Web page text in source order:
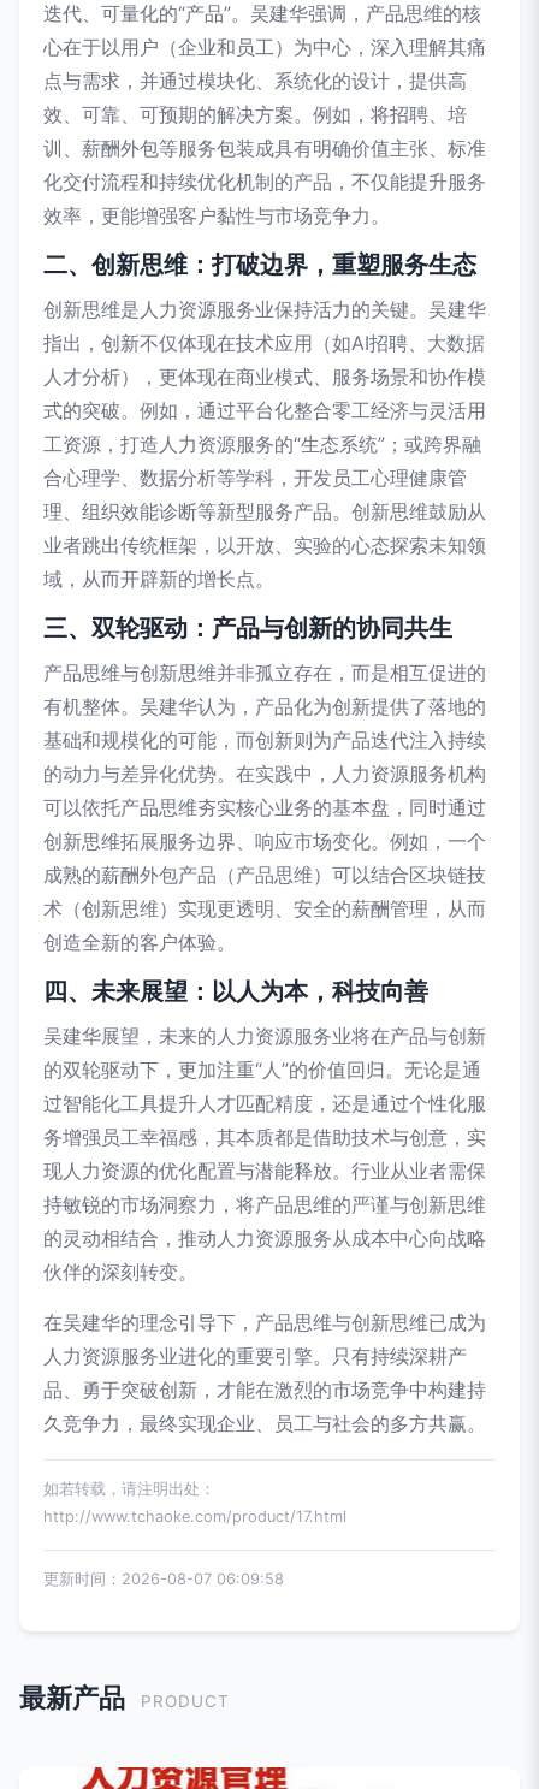
迭代、可量化的“产品”。吴建华强调，产品思维的核
心在于以用户（企业和员工）为中心，深入理解其痛
点与需求，并通过模块化、系统化的设计，提供高
效、可靠、可预期的解决方案。例如，将招聘、培
训、薪酬外包等服务包装成具有明确价值主张、标准
化交付流程和持续优化机制的产品，不仅能提升服务
效率，更能增强客户黏性与市场竞争力。
二、创新思维：打破边界，重塑服务生态
创新思维是人力资源服务业保持活力的关键。吴建华
指出，创新不仅体现在技术应用（如AI招聘、大数据
人才分析），更体现在商业模式、服务场景和协作模
式的突破。例如，通过平台化整合零工经济与灵活用
工资源，打造人力资源服务的“生态系统”；或跨界融
合心理学、数据分析等学科，开发员工心理健康管
理、组织效能诊断等新型服务产品。创新思维鼓励从
业者跳出传统框架，以开放、实验的心态探索未知领
域，从而开辟新的增长点。
三、双轮驱动：产品与创新的协同共生
产品思维与创新思维并非孤立存在，而是相互促进的
有机整体。吴建华认为，产品化为创新提供了落地的
基础和规模化的可能，而创新则为产品迭代注入持续
的动力与差异化优势。在实践中，人力资源服务机构
可以依托产品思维夯实核心业务的基本盘，同时通过
创新思维拓展服务边界、响应市场变化。例如，一个
成熟的薪酬外包产品（产品思维）可以结合区块链技
术（创新思维）实现更透明、安全的薪酬管理，从而
创造全新的客户体验。
四、未来展望：以人为本，科技向善
吴建华展望，未来的人力资源服务业将在产品与创新
的双轮驱动下，更加注重“人”的价值回归。无论是通
过智能化工具提升人才匹配精度，还是通过个性化服
务增强员工幸福感，其本质都是借助技术与创意，实
现人力资源的优化配置与潜能释放。行业从业者需保
持敏锐的市场洞察力，将产品思维的严谨与创新思维
的灵动相结合，推动人力资源服务从成本中心向战略
伙伴的深刻转变。
在吴建华的理念引导下，产品思维与创新思维已成为
人力资源服务业进化的重要引擎。只有持续深耕产
品、勇于突破创新，才能在激烈的市场竞争中构建持
久竞争力，最终实现企业、员工与社会的多方共赢。
如若转载，请注明出处：
http://www.tchaoke.com/product/17.html
更新时间：2026-08-07 06:09:58
最新产品 PRODUCT